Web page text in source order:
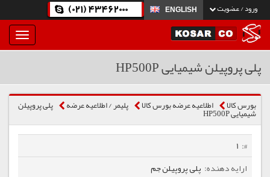
ورود / عضویت ENGLISH
(021) 43462000
بار
و
پلی پروپیلن شیمیایی HP500P
بورس کالا اطلاعیه عرضه بورس کالا پلیمر / اطلاعیه عرضه پلی پروپیلن
شیمیایی HP500P
1
پلی پروپیلن جم